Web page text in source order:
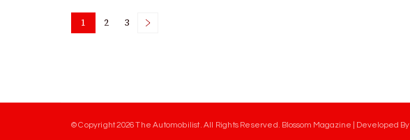
Posts
Page
1 Page
2 Page
3
© Copyright 2026The Automobilist. All Rights Reserved. Blossom Magazine | Developed By